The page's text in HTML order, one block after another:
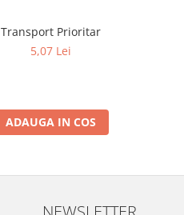
Transport Prioritar
5,07 Lei
ADAUGA IN COS